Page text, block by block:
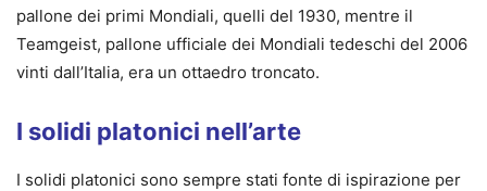
pallone dei primi Mondiali, quelli del 1930, mentre il
Teamgeist, pallone ufficiale dei Mondiali tedeschi del 2006
vinti dall’Italia, era un ottaedro troncato.
I solidi platonici nell’arte
I solidi platonici sono sempre stati fonte di ispirazione per